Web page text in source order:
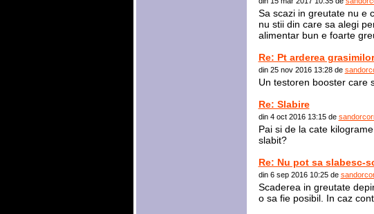
Sa scazi in greutate nu e
nu stii din care sa alegi
alimentar bun e foarte
Re: Pt arderea grasimilor
din 25 nov 2016 13:28 de
Un testoren booster care
Re: Slabire
din 4 oct 2016 13:15 de
Pai si de la cate
slabit?
Re: Nu pot sa slabesc-
din 6 sep 2016 10:25 de
Scaderea in greutate
o sa fie posibil. In caz